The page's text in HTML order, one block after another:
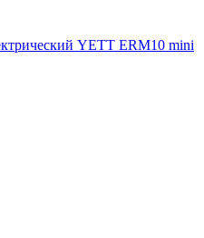
YETT ERM10 mini